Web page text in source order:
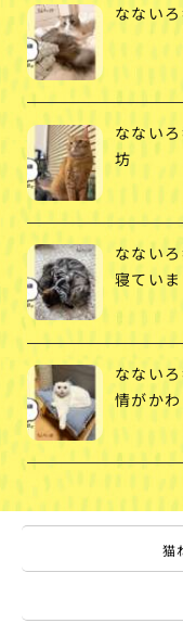
なない
なない
坊
なない
寝てい
なない
情がか
猫